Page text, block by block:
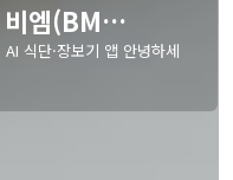
비엠(BM…
식단·장보기 앱 안녕하세